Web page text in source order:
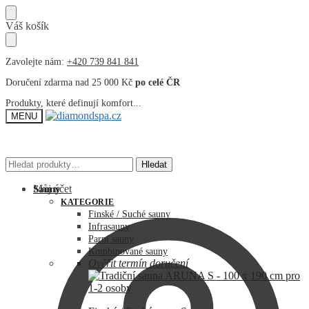
Přeskočit
na
navigaci
Přeskočit
na
obsah
Váš košík
Zavolejte nám: +420 739 841 841
Doručení zdarma nad 25 000 Kč po celé ČR
Produkty, které definují komfort...
MENU
Hledat: Hledat
Můj účet
Hledat: Hledat
Sauny
KATEGORIE
Finské / Suché sauny
Infrasauny
Parní sauny
Kombinované sauny
Ověřit termín doručení